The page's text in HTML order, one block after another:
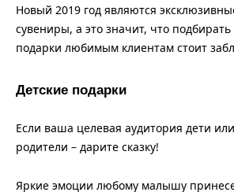
Новый 2019 год являются
сувениры, а это значит, что подбирать
подарки любимым клиентам стоит
Детские подарки
Если ваша целевая аудитория дети
родители – дарите сказку!
Яркие эмоции любому малышу